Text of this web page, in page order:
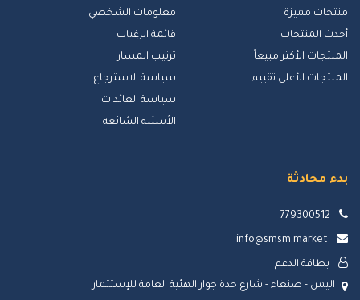
منتجات مميزة
أحدث المنتجات
المنتجات الأكثر مبيعاً
المنتجات الأعلى تقييم
معلومات الشخصي
قائمة الرغبات
ترتيب المسار
سياسة الاسترجاع
سياسة العائدات
الأسئلة الشائعة
بدء محادثة
779300512
info@smsm.market
بطاقة الدعم
اليمن - صنعاء - شارع حدة جوار الهئية العامة للإستثمار